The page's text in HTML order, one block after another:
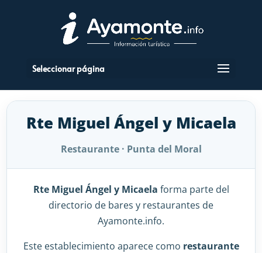
Seleccionar página
Rte Miguel Ángel y Micaela
Restaurante · Punta del Moral
Rte Miguel Ángel y Micaela forma parte del
directorio de bares y restaurantes de
Ayamonte.info.
Este establecimiento aparece como restaurante